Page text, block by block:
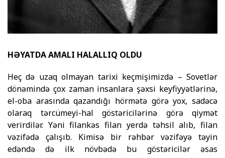
HƏYATDA AMALI HALALLIQ OLDU
Heç də uzaq olmayan tarixi keçmişimizdə – Sovetlər
dönə­min­də çox zaman insanlara şəxsi key­fiyyətlərinə,
el-oba ara­sında qa­zan­­dığı hörmətə görə yox, sa­dəcə
olaraq tərcümeyi-hal göstə­ri­ci­lə­ri­nə görə qiymət
verirdilər. Yəni filankəs filan yerdə təhsil alıb, fi­lan
vəzifədə çalışıb. Kimisə bir rəhbər vəzifəyə təyin
edəndə də ilk növbədə bu göstəricilər əsas